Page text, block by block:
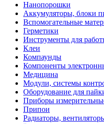
Нанопорошки
Аккумуляторы, блоки
Вспомогательные
Герметики
Инструменты для
Клеи
Компаунды
Компоненты
Медицина
Модули, системы
Оборудование для
Приборы
Припои
Радиаторы,